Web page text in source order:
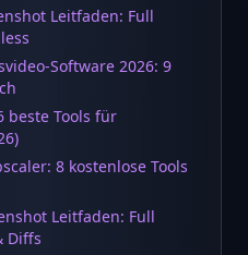
Leitfaden: Full
Software 2026: 9
beste Tools für
8 kostenlose Tools
Leitfaden: Full
Diffs